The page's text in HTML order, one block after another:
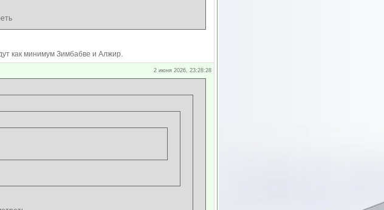
как минимум Зимбабве и Алжир.
2 июня 2026, 23:28:28